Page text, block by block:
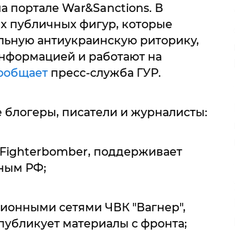
портале War&Sanctions. В
публичных фигур, которые
антиукраинскую риторику,
и работают на
пресс-служба ГУР.
писатели и журналисты:
Fighterbomber, поддерживает
РФ;
сетями ЧВК "Вагнер",
материалы с фронта;